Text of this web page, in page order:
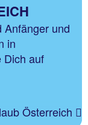
Anfänger und
in
Dich auf
Österreich